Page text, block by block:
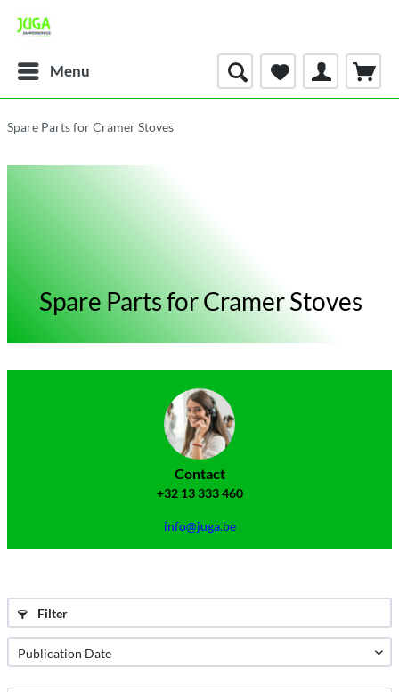
Menu
Spare Parts for Cramer Stoves
Spare Parts for Cramer Stoves
Contact
+32 13 333 460
info@juga.be
Filter